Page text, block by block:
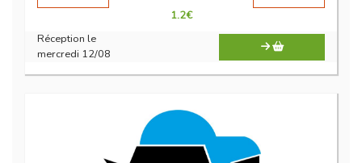
1.2€
Réception le
mercredi 12/08